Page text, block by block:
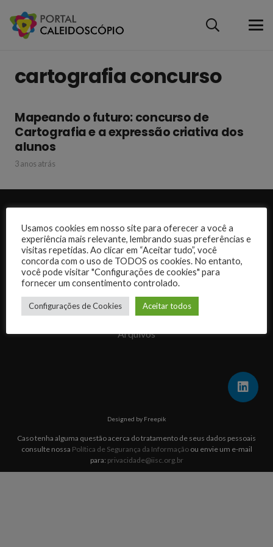
cartografia concurso
Mapeando o futuro: concurso de
Cartografia e a expressão criativa dos
alunos
3 anos atrás
Quem somos
Arquivos
Designed by Freepik
Caso tenha alguma questão acerca do tratamento de seus dados pessoais
consulte nossa Política de Segurança da Informaçãoou envie um e-mail
para: privacidade@iisc.org.br
Usamos cookies em nosso site para oferecer a você a
experiência mais relevante, lembrando suas preferências e
visitas repetidas. Ao clicar em “Aceitar tudo”, você
concorda com o uso de TODOS os cookies. No entanto,
você pode visitar "Configurações de cookies" para
fornecer um consentimento controlado.
Configurações de Cookies Aceitar todos